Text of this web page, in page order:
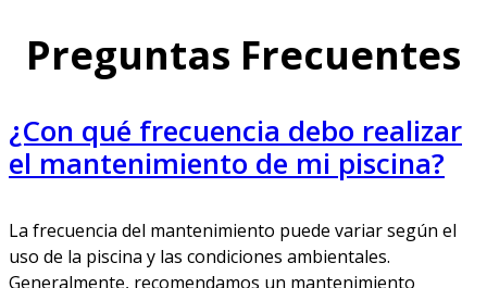
Preguntas Frecuentes
¿Con qué frecuencia debo realizar
el mantenimiento de mi piscina?
La frecuencia del mantenimiento puede variar según el
uso de la piscina y las condiciones ambientales.
Generalmente, recomendamos un mantenimiento